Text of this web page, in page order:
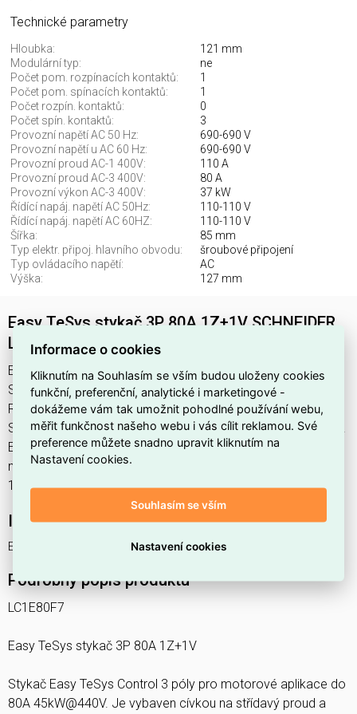
Technické parametry
Hloubka:
121 mm
Modulární typ:
ne
Počet pom. rozpínacích kontaktů:
1
Počet pom. spínacích kontaktů:
1
Počet rozpín. kontaktů:
0
Počet spín. kontaktů:
3
Provozní napětí AC 50 Hz:
690-690 V
Provozní napětí u AC 60 Hz:
690-690 V
Provozní proud AC-1 400V:
110 A
Provozní proud AC-3 400V:
80 A
Provozní výkon AC-3 400V:
37 kW
Řídící napáj. napětí AC 50Hz:
110-110 V
Řídící napáj. napětí AC 60HZ:
110-110 V
Šířka:
85 mm
Typ elektr. připoj. hlavního obvodu:
šroubové připojení
Typ ovládacího napětí:
AC
Výška:
127 mm
Easy TeSys stykač 3P 80A 1Z+1V SCHNEIDER
LC1E80F7
Easy TeSys Control 3P 80A 1NO+1NC najdete v kategoriích
Spínací a jistící přístroje, Stykače, Výkonový stykač AC,
Rozvodnice, výkonové spínací a jistící prvky, výrobce
Schneider, EAN 3606480650772, kód dodavatele LC1E80F7.
Easy TeSys stykač 3P 80A 1Z+1V SCHNEIDER LC1E80F7
nabízíme od 1 ks. Kód EMAS Easy TeSys Control 3P 80A
1NO+1NC je ELOSOS1871967.
Interní název produktu
Easy TeSys Control 3P 80A 1NO+1NC
Podrobný popis produktu
LC1E80F7
Easy TeSys stykač 3P 80A 1Z+1V
Stykač Easy TeSys Control 3 póly pro motorové aplikace do
80A 45kW@440V. Je vybaven cívkou na střídavý proud a
Informace o cookies
Kliknutím na Souhlasím se vším budou uloženy cookies
funkční, preferenční, analytické i marketingové -
dokážeme vám tak umožnit pohodlné používání webu,
měřit funkčnost našeho webu i vás cílit reklamou. Své
preference můžete snadno upravit kliknutím na
Nastavení cookies.
Souhlasím se vším
Nastavení cookies